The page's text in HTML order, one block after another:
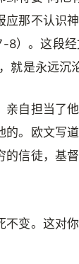
应那不认识
8）。这段
就是永远沉
亲自担当了
。欧文写
的信徒，基
不变。这对